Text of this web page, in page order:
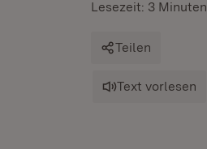
Lesezeit: 3 Minuten
Teilen
Text vorlesen